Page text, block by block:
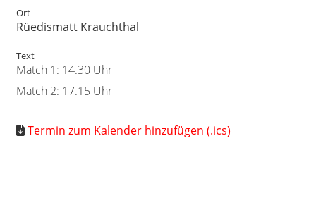
Ort
Rüedismatt Krauchthal
Text
Match 1: 14.30 Uhr
Match 2: 17.15 Uhr
Termin zum Kalender hinzufügen (.ics)